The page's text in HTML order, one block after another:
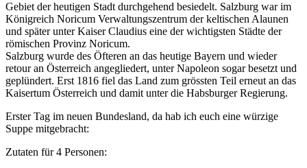
Gebiet der heutigen Stadt durchgehend besiedelt. Salzburg war im
Königreich Noricum Verwaltungszentrum der keltischen Alaunen
und später unter Kaiser Claudius eine der wichtigsten Städte der
römischen Provinz Noricum.
Salzburg wurde des Öfteren an das heutige Bayern und wieder
retour an Österreich angegliedert, unter Napoleon sogar besetzt und
geplündert. Erst 1816 fiel das Land zum grössten Teil erneut an das
Kaisertum Österreich und damit unter die Habsburger Regierung.
Erster Tag im neuen Bundesland, da hab ich euch eine würzige
Suppe mitgebracht:
Zutaten für 4 Personen: